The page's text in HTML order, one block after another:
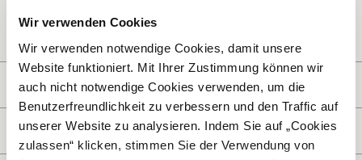
Wir verwenden Cookies
Wir verwenden notwendige Cookies, damit unsere
Website funktioniert. Mit Ihrer Zustimmung können wir
auch nicht notwendige Cookies verwenden, um die
Benutzerfreundlichkeit zu verbessern und den Traffic auf
unserer Website zu analysieren. Indem Sie auf „Cookies
zulassen“ klicken, stimmen Sie der Verwendung von
personenbezogenen Daten auf Grundlage derDatenschutzerklärung
Kategorien
Weidezaun
Schermaschinen
Futter- & Tränkesysteme
Haus, Hof & Stall
Mein Konto